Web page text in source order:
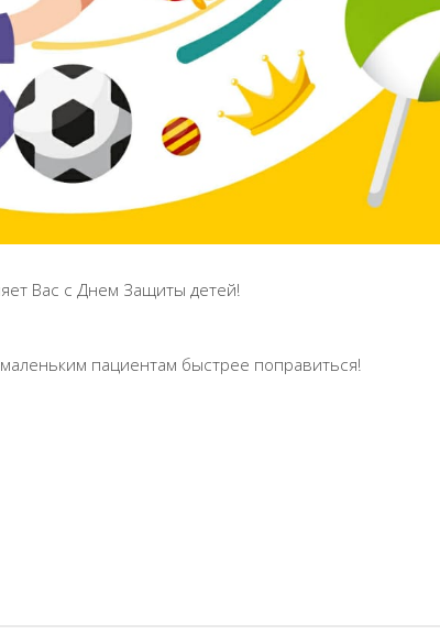
Вас с Днем Защиты детей!
пациентам быстрее поправиться!